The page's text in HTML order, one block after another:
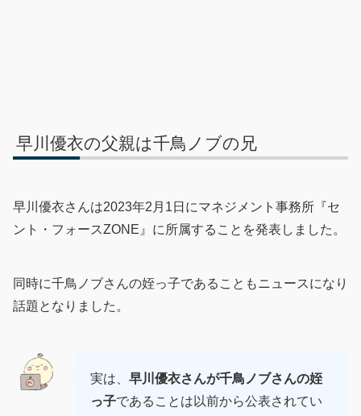
早川優衣の父親は千鳥ノブの兄
早川優衣さんは2023年2月1日にマネジメント事務所『セ
ント・フォースZONE』に所属することを発表しました。
同時に千鳥ノブさんの姪っ子であることもニュースになり
話題となりました。
実は、 早川優衣さんが千鳥ノブさんの姪
っ子であることは以前から公表されてい